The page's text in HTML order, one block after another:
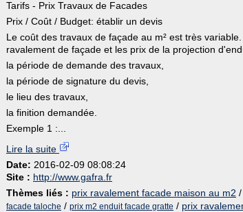
Tarifs - Prix Travaux de Facades
Prix / Coût / Budget: établir un devis
Le coût des travaux de façade au m² est très
ravalement de façade et les prix de la projection
la période de demande des travaux,
la période de signature du devis,
le lieu des travaux,
la finition demandée.
Exemple 1 :...
Lire la suite
Date: 2016-02-09 08:08:24
Site : http://www.gafra.fr
Thèmes liés : prix ravalement facade maison au m2 /
facade taloche / prix m2 enduit facade gratte / prix